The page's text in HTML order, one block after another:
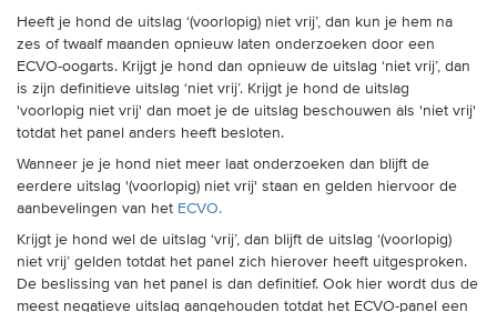
Heeft je hond de uitslag ‘(voorlopig) niet vrij’, dan kun je hem na
zes of twaalf maanden opnieuw laten onderzoeken door een
ECVO-oogarts. Krijgt je hond dan opnieuw de uitslag ‘niet vrij’, dan
is zijn definitieve uitslag ‘niet vrij’. Krijgt je hond de uitslag
'voorlopig niet vrij' dan moet je de uitslag beschouwen als 'niet vrij'
totdat het panel anders heeft besloten.
Wanneer je je hond niet meer laat onderzoeken dan blijft de
eerdere uitslag '(voorlopig) niet vrij' staan en gelden hiervoor de
aanbevelingen van het ECVO.
Krijgt je hond wel de uitslag ‘vrij’, dan blijft de uitslag ‘(voorlopig)
niet vrij’ gelden totdat het panel zich hierover heeft uitgesproken.
De beslissing van het panel is dan definitief. Ook hier wordt dus de
meest negatieve uitslag aangehouden totdat het ECVO-panel een